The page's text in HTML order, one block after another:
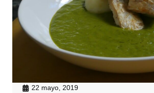
22 mayo, 2019